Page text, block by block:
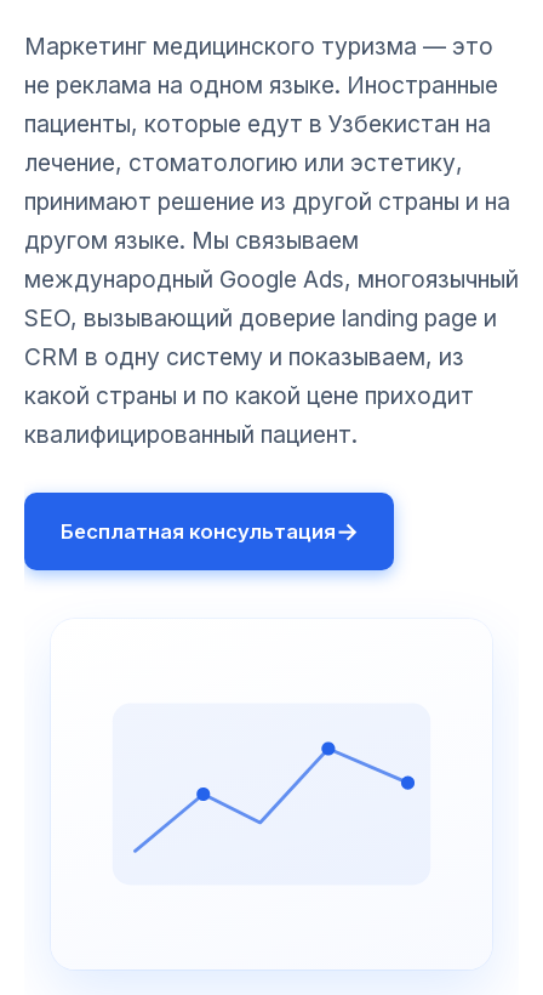
Маркетинг медицинского туризма — это
не реклама на одном языке. Иностранные
пациенты, которые едут в Узбекистан на
лечение, стоматологию или эстетику,
принимают решение из другой страны и на
другом языке. Мы связываем
международный Google Ads, многоязычный
SEO, вызывающий доверие landing page и
CRM в одну систему и показываем, из
какой страны и по какой цене приходит
квалифицированный пациент.
Бесплатная консультация→